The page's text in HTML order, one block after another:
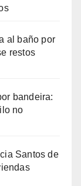
al baño por
restos
bandeira:
no
Santos de